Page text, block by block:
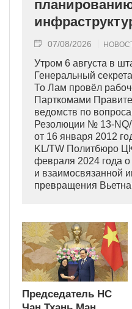
07/08/2026
Утром 6 августа в
Генеральный
То Лам провёл
Парткомами
ведомств по
Резолюции № 13-
от 16 января 2012
KL/TW Политбюро
февраля 2024 года
и взаимосвязанной
превращения
Председатель НС